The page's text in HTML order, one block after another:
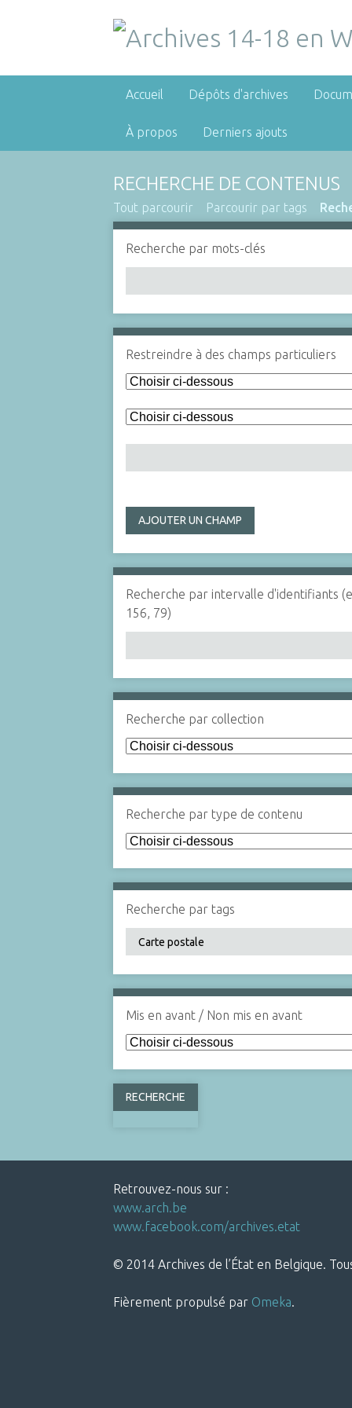
Accueil Dépôts d'archives
À propos Derniers ajouts
RECHERCHE DE CONTENUS
Tout parcourir Parcourir par tags
Recherche par mots-clés
Restreindre à des champs particuliers
AJOUTER UN CHAMP
Recherche par intervalle d'identifiants
156, 79)
Recherche par collection
Recherche par type de contenu
Recherche par tags
Mis en avant / Non mis en avant
Retrouvez-nous sur :
www.arch.be
www.facebook.com/archives.etat
© 2014 Archives de l’État en Belgique.
Fièrement propulsé par Omeka.